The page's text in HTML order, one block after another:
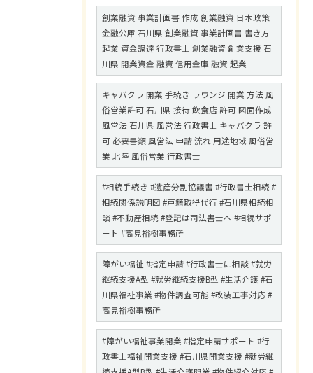
創業融資 事業計画書 作成 創業融資 日本政策
金融公庫 石川県 創業融資 事業計画書 書き方
起業 資金調達 行政書士 創業融資 創業支援 石
川県 開業資金 融資 信用金庫 融資 起業
キャバクラ 開業 手続き ラウンジ 開業 方法 風
俗営業許可 石川県 接待 飲食店 許可 図面作成
風営法 石川県 風営法 行政書士 キャバクラ 許
可 必要書類 風営法 申請 流れ 用途地域 風俗営
業 北陸 風俗営業 行政書士
#相続手続き #遺産分割協議書 #行政書士相続 #
相続関係説明図 #戸籍取得代行 #石川県相続相
談 #不動産相続 #登記は司法書士へ #相続サポ
ート #高見裕樹事務所
障がい福祉 #指定申請 #行政書士に相談 #就労
継続支援A型 #就労継続支援B型 #生活介護 #石
川県福祉事業 #物件調査可能 #改装工事対応 #
高見裕樹事務所
#障がい福祉事業開業 #指定申請サポート #行
政書士福祉開業支援 #石川県開業支援 #就労継